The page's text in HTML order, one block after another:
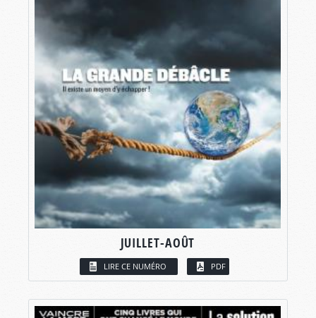
JUILLET-AOÛT
LIRE CE NUMÉRO PDF